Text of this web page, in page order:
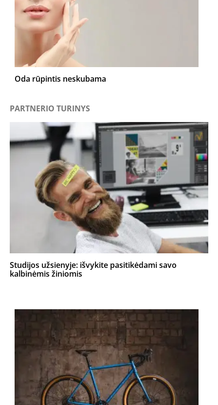
Oda rūpintis neskubama
PARTNERIO TURINYS
Studijos užsienyje: išvykite pasitikėdami savo
kalbinėmis žiniomis